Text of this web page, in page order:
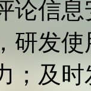
论信
研发
；及